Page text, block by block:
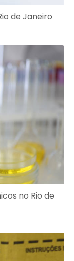
de Janeiro
no Rio de